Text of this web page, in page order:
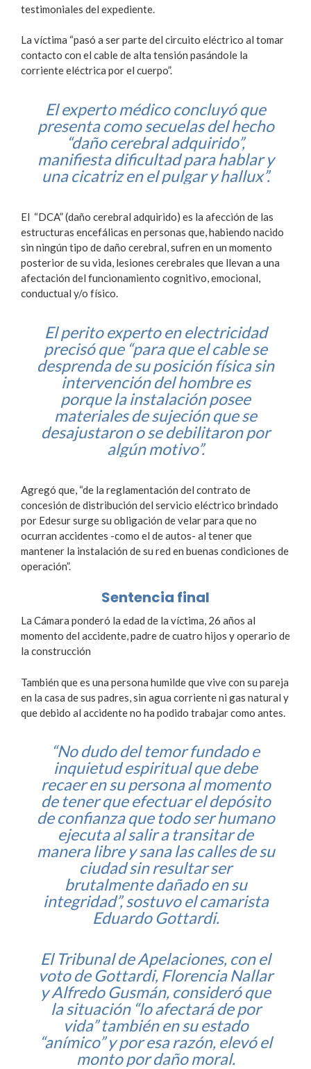
testimoniales del expediente.
La víctima “pasó a ser parte del circuito eléctrico al tomar
contacto con el cable de alta tensión pasándole la
corriente eléctrica por el cuerpo”.
El experto médico concluyó que
presenta como secuelas del hecho
“daño cerebral adquirido”,
manifiesta dificultad para hablar y
una cicatriz en el pulgar y hallux”.
El “DCA” (daño cerebral adquirido) es la afección de las
estructuras encefálicas en personas que, habiendo nacido
sin ningún tipo de daño cerebral, sufren en un momento
posterior de su vida, lesiones cerebrales que llevan a una
afectación del funcionamiento cognitivo, emocional,
conductual y/o físico.
El perito experto en electricidad
precisó que “para que el cable se
desprenda de su posición física sin
intervención del hombre es
porque la instalación posee
materiales de sujeción que se
desajustaron o se debilitaron por
algún motivo”.
Agregó que, “de la reglamentación del contrato de
concesión de distribución del servicio eléctrico brindado
por Edesur surge su obligación de velar para que no
ocurran accidentes -como el de autos- al tener que
mantener la instalación de su red en buenas condiciones de
operación”.
Sentencia final
La Cámara ponderó la edad de la víctima, 26 años al
momento del accidente, padre de cuatro hijos y operario de
la construcción
También que es una persona humilde que vive con su pareja
en la casa de sus padres, sin agua corriente ni gas natural y
que debido al accidente no ha podido trabajar como antes.
“No dudo del temor fundado e
inquietud espiritual que debe
recaer en su persona al momento
de tener que efectuar el depósito
de confianza que todo ser humano
ejecuta al salir a transitar de
manera libre y sana las calles de su
ciudad sin resultar ser
brutalmente dañado en su
integridad”, sostuvo el camarista
Eduardo Gottardi.
El Tribunal de Apelaciones, con el
voto de Gottardi, Florencia Nallar
y Alfredo Gusmán, consideró que
la situación “lo afectará de por
vida” también en su estado
“anímico” y por esa razón, elevó el
monto por daño moral.